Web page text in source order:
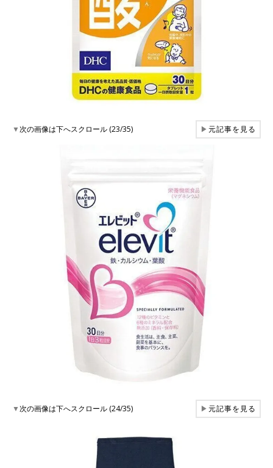
▼次の画像は下へスクロール (23/35) ▶元記事を見る
▼次の画像は下へスクロール (24/35) ▶元記事を見る